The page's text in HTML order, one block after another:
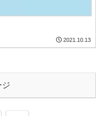
2021.10.13
ジ